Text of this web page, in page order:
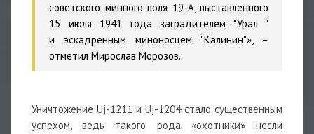
советского минного поля 19-А, выставленного
15 июля 1941 года заградителем "Урал "
и эскадренным миноносцем "Калинин"», –
отметил Мирослав Морозов.
Уничтожение Uj-1211 и Uj-1204 стало существенным
успехом, ведь такого рода «охотники» несли